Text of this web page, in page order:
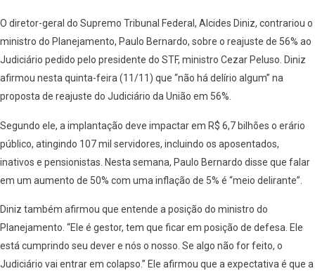
O diretor-geral do Supremo Tribunal Federal, Alcides Diniz, contrariou o
ministro do Planejamento, Paulo Bernardo, sobre o reajuste de 56% ao
Judiciário pedido pelo presidente do STF, ministro Cezar Peluso. Diniz
afirmou nesta quinta-feira (11/11) que “não há delírio algum” na
proposta de reajuste do Judiciário da União em 56%.
Segundo ele, a implantação deve impactar em R$ 6,7 bilhões o erário
público, atingindo 107 mil servidores, incluindo os aposentados,
inativos e pensionistas. Nesta semana, Paulo Bernardo disse que falar
em um aumento de 50% com uma inflação de 5% é “meio delirante”.
Diniz também afirmou que entende a posição do ministro do
Planejamento. “Ele é gestor, tem que ficar em posição de defesa. Ele
está cumprindo seu dever e nós o nosso. Se algo não for feito, o
Judiciário vai entrar em colapso.” Ele afirmou que a expectativa é que a